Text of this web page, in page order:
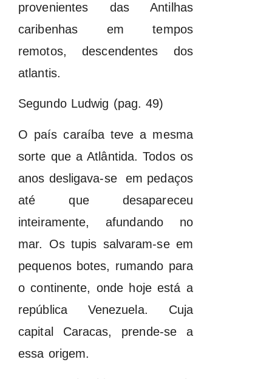
provenientes das Antilhas
caribenhas em tempos
remotos, descendentes dos
atlantis.
Segundo Ludwig (pag. 49)
O país caraíba teve a mesma
sorte que a Atlântida. Todos os
anos desligava-se em pedaços
até que desapareceu
inteiramente, afundando no
mar. Os tupis salvaram-se em
pequenos botes, rumando para
o continente, onde hoje está a
república Venezuela. Cuja
capital Caracas, prende-se a
essa origem.